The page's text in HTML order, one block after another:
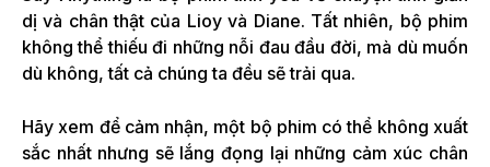
dị và chân thật của Lioy và Diane. Tất nhiên, bộ phim
không thể thiếu đi những nỗi đau đầu đời, mà dù muốn
dù không, tất cả chúng ta đều sẽ trải qua.
Hãy xem để cảm nhận, một bộ phim có thể không xuất
sắc nhất nhưng sẽ lắng đọng lại những cảm xúc chân